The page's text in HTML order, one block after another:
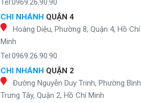
Tel:0969.26.90.90
CHI NHÁNH QUẬN 4
Hoàng Diệu, Phường 8, Quận 4, Hồ Chí
Minh
Tel:0969.26.90.90
CHI NHÁNH QUẬN 2
Đường Nguyễn Duy Trinh, Phường Bình
Trưng Tây, Quận 2, Hồ Chí Minh